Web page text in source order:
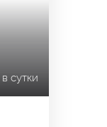
в сутки